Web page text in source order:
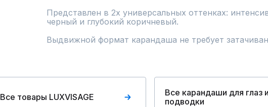
Представлен в 2х универсальных оттенках:
черный и глубокий коричневый.
Выдвижной формат карандаша не требует
Все товары LUXVISAGE
Все карандаши для глаз и
подводки